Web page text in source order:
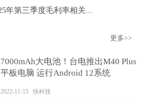
减速器公司十强(2025年第三季度毛利率相关公司排行榜)|焦点快看
更多>>
7000mAh大电池！台电推出M40 Plus
平板电脑 运行Android 12系统
2022-11-15 快科技